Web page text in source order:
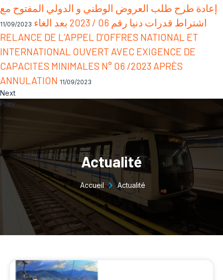
إعادة طرح طلب العروض الوطني و الدولي المفتوح مع
اشتراط قدرات دنيا رقم 06 / 2023 بعد الغاء
11/09/2023
RELANCE DE L’APPEL D’OFFRES NATIONAL ET
INTERNATIONAL OUVERT AVEC EXIGENCE DE
CAPACITES MINIMALES N° 06 /2023 APRÈS
ANNULATION 11/09/2023
Next
Prev
Actualité
Accueil Actualité